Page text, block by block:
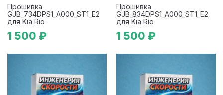
Прошивка
GJB_734DPS1_A000_ST1_E2
для Kia Rio
1 500 ₽
Прошивка
GJB_834DPS1_A000_ST1_E2
для Kia Rio
1 500 ₽